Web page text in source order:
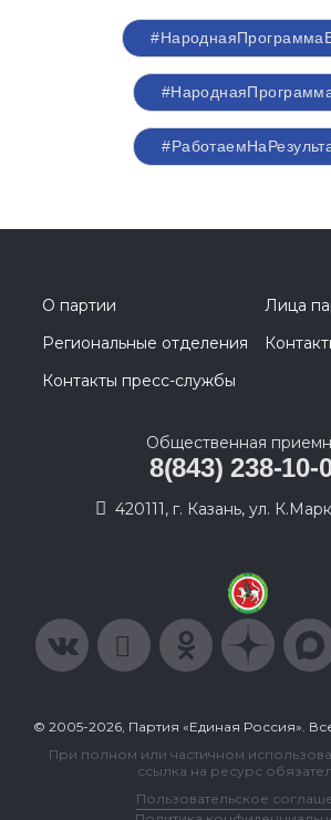
О партии
Лица
Региональные отделения
Контакты пресс-службы
Общественная
8(843) 238-10-
420111, г. Казань, ул.
© 2005-2026, Партия «Единая Россия».
При полном или частичном
ссылка на ресурс
Пользовательское